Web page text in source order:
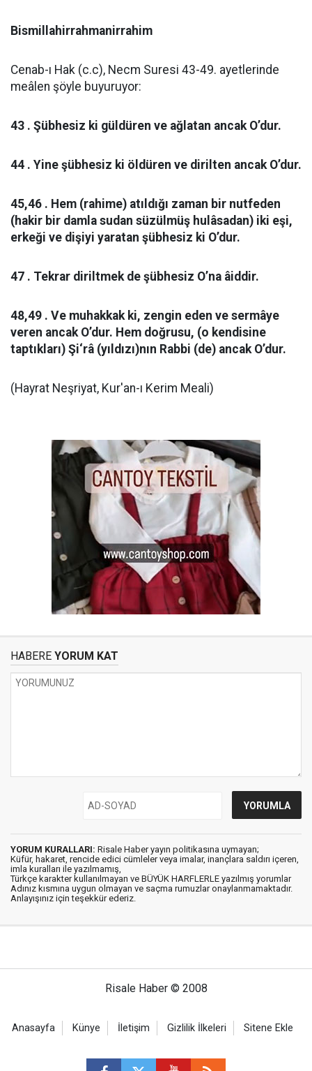
Bismillahirrahmanirrahim
Cenab-ı Hak (c.c), Necm Suresi 43-49. ayetlerinde
meâlen şöyle buyuruyor:
43 . Şübhesiz ki güldüren ve ağlatan ancak O’dur.
44 . Yine şübhesiz ki öldüren ve dirilten ancak O’dur.
45,46 . Hem (rahime) atıldığı zaman bir nutfeden
(hakir bir damla sudan süzülmüş hulâsadan) iki eşi,
erkeği ve dişiyi yaratan şübhesiz ki O’dur.
47 . Tekrar diriltmek de şübhesiz O’na âiddir.
48,49 . Ve muhakkak ki, zengin eden ve sermâye
veren ancak O’dur. Hem doğrusu, (o kendisine
taptıkları) Şi‘râ (yıldızı)nın Rabbi (de) ancak O’dur.
(Hayrat Neşriyat, Kur'an-ı Kerim Meali)
HABERE YORUM KAT
YORUM KURALLARI: Risale Haber yayın politikasına uymayan;
Küfür, hakaret, rencide edici cümleler veya imalar, inançlara saldırı içeren,
imla kuralları ile yazılmamış,
Türkçe karakter kullanılmayan ve BÜYÜK HARFLERLE yazılmış yorumlar
Adınız kısmına uygun olmayan ve saçma rumuzlar onaylanmamaktadır.
Anlayışınız için teşekkür ederiz.
Risale Haber © 2008
Anasayfa Künye İletişim Gizlilik İlkeleri Sitene Ekle